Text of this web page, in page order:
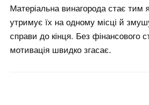
Матеріальна винагорода стає тим
утримує їх на одному місці й
справи до кінця. Без фінансового
мотивація швидко згасає.